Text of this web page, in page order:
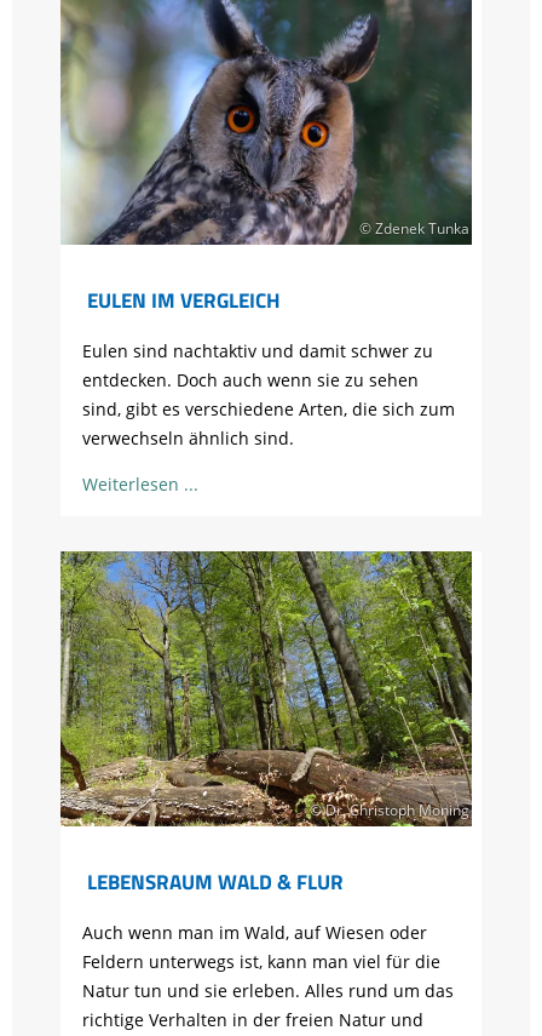
© Zdenek Tunka
EULEN IM VERGLEICH
Eulen sind nachtaktiv und damit schwer zu
entdecken. Doch auch wenn sie zu sehen
sind, gibt es verschiedene Arten, die sich zum
verwechseln ähnlich sind.
Weiterlesen
© Dr. Christoph Moning
LEBENSRAUM WALD & FLUR
Auch wenn man im Wald, auf Wiesen oder
Feldern unterwegs ist, kann man viel für die
Natur tun und sie erleben. Alles rund um das
richtige Verhalten in der freien Natur und